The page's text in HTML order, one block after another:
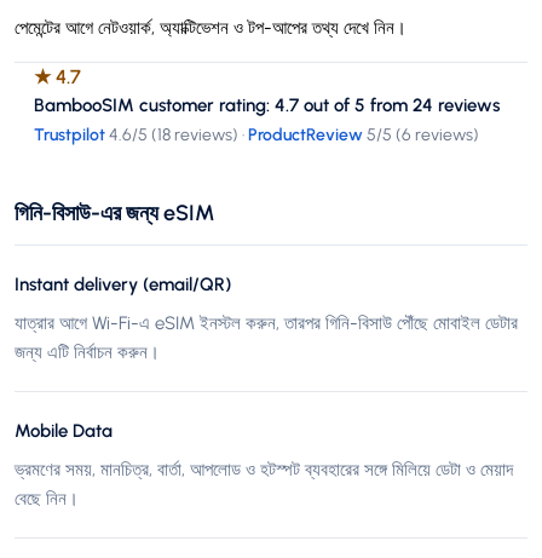
পেমেন্টের আগে নেটওয়ার্ক, অ্যাক্টিভেশন ও টপ-আপের তথ্য দেখে নিন।
★4.7
BambooSIM customer rating: 4.7 out of 5 from 24 reviews
Trustpilot4.6/5 (18 reviews) ·ProductReview5/5 (6 reviews)
গিনি-বিসাউ-এর জন্য eSIM
Instant delivery (email/QR)
যাত্রার আগে Wi-Fi-এ eSIM ইনস্টল করুন, তারপর গিনি-বিসাউ পৌঁছে মোবাইল ডেটার
জন্য এটি নির্বাচন করুন।
Mobile Data
ভ্রমণের সময়, মানচিত্র, বার্তা, আপলোড ও হটস্পট ব্যবহারের সঙ্গে মিলিয়ে ডেটা ও মেয়াদ
বেছে নিন।